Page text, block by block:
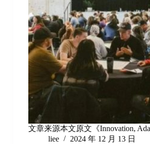
文章来源本文原文《Innovation,
liee
2024 年 12 月 13 日